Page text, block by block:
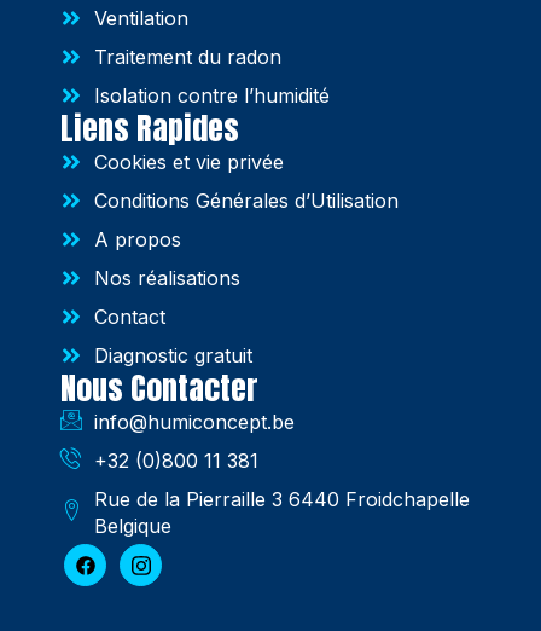
Ventilation
Traitement du radon
Isolation contre l’humidité
Liens Rapides
Cookies et vie privée
Conditions Générales d’Utilisation
A propos
Nos réalisations
Contact
Diagnostic gratuit
Nous Contacter
info@humiconcept.be
+32 (0)800 11 381
Rue de la Pierraille 3 6440 Froidchapelle
Belgique